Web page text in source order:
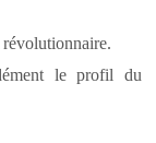
révolutionnaire.
le profil du